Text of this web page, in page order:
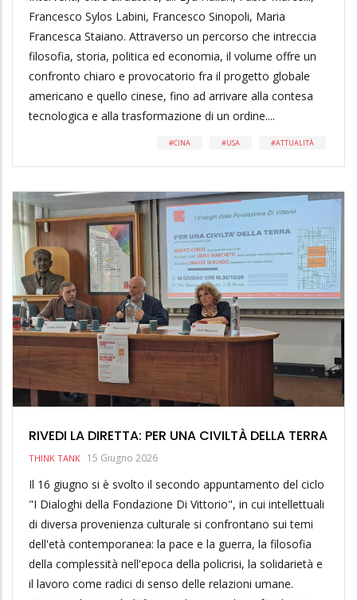
Francesco Sylos Labini, Francesco Sinopoli, Maria
Francesca Staiano. Attraverso un percorso che intreccia
filosofia, storia, politica ed economia, il volume offre un
confronto chiaro e provocatorio fra il progetto globale
americano e quello cinese, fino ad arrivare alla contesa
tecnologica e alla trasformazione di un ordine....
CINA USA ATTUALITÀ
RIVEDI LA DIRETTA: PER UNA CIVILTÀ DELLA TERRA
THINK TANK 15 Giugno 2026
Il 16 giugno si è svolto il secondo appuntamento del ciclo
"I Dialoghi della Fondazione Di Vittorio", in cui intellettuali
di diversa provenienza culturale si confrontano sui temi
dell'età contemporanea: la pace e la guerra, la filosofia
della complessità nell'epoca della policrisi, la solidarietà e
il lavoro come radici di senso delle relazioni umane.